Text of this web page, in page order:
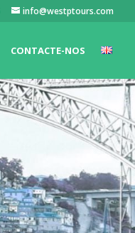
info@westptours.com
CONTACTE-NOS